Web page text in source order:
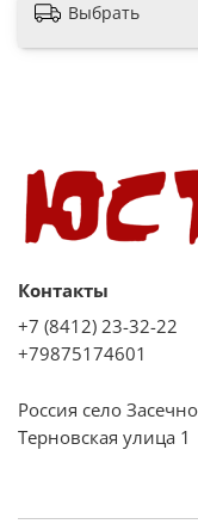
Выбрать
Контакты
+7 (8412) 23-32-22
+79875174601
Россия село
Терновская улица 1